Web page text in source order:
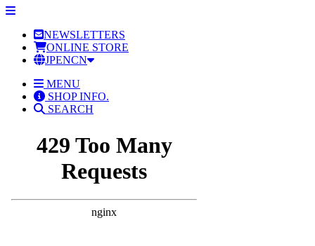
NEWSLETTERS
ONLINE STORE
JPENCN
MENU
SHOP INFO.
SEARCH